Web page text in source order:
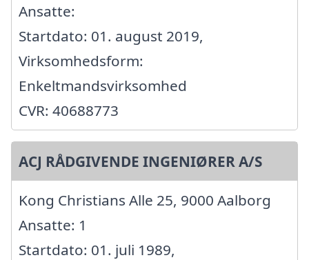
Ansatte:
Startdato: 01. august 2019,
Virksomhedsform:
Enkeltmandsvirksomhed
CVR: 40688773
ACJ RÅDGIVENDE INGENIØRER A/S
Kong Christians Alle 25, 9000 Aalborg
Ansatte: 1
Startdato: 01. juli 1989,